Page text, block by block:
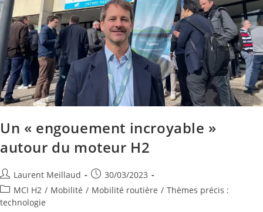
Un « engouement incroyable »
autour du moteur H2
Laurent Meillaud
30/03/2023
MCI H2 / Mobilité / Mobilité routière / Thèmes précis :
technologie